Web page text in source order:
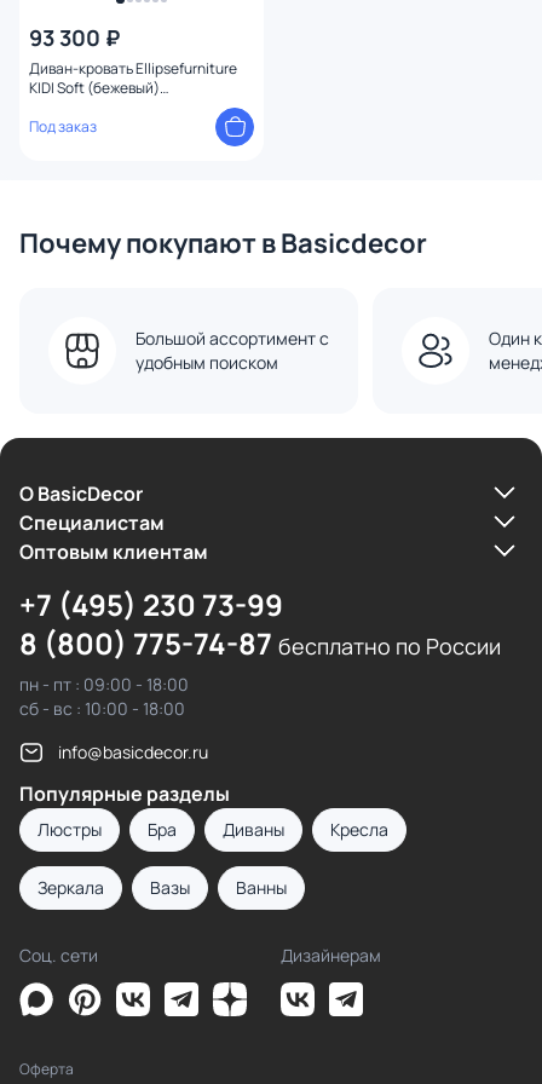
93 300 ₽
Диван-кровать Ellipsefurniture
KIDI Soft (бежевый)
Под заказ
Почему покупают в Basicdecor
Большой ассортимент с
удобным поиском
Один
О BasicDecor
Cпециалистам
Оптовым клиентам
+7 (495) 230 73-99
8 (800) 775-74-87 бесплатно по России
пн - пт : 09:00 - 18:00
сб - вс : 10:00 - 18:00
info@basicdecor.ru
Популярные разделы
Люстры Бра Диваны Кресла
Зеркала Вазы Ванны
Соц. сети Дизайнерам
Оферта